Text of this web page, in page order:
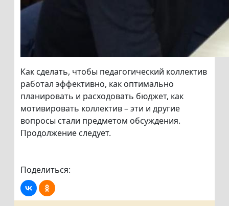
Как сделать, чтобы педагогический коллектив
работал эффективно, как оптимально
планировать и расходовать бюджет, как
мотивировать коллектив – эти и другие
вопросы стали предметом обсуждения.
Продолжение следует.
Поделиться: